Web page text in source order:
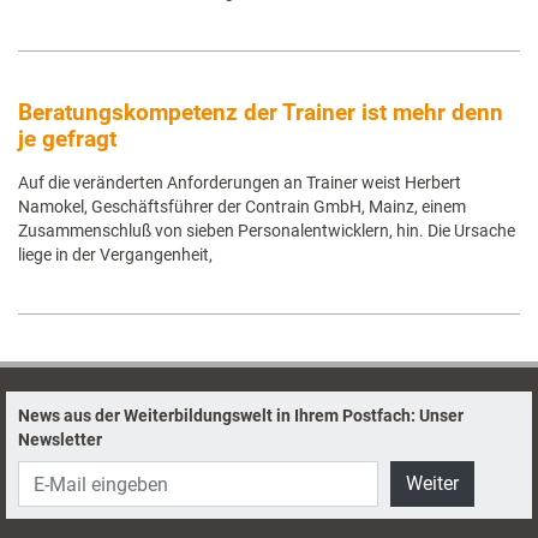
Beratungskompetenz der Trainer ist mehr denn
je gefragt
Auf die veränderten Anforderungen an Trainer weist Herbert
Namokel, Geschäftsführer der Contrain GmbH, Mainz, einem
Zusammenschluß von sieben Personalentwicklern, hin. Die Ursache
liege in der Vergangenheit,
News aus der Weiterbildungswelt in Ihrem Postfach: Unser
Newsletter
Weiter